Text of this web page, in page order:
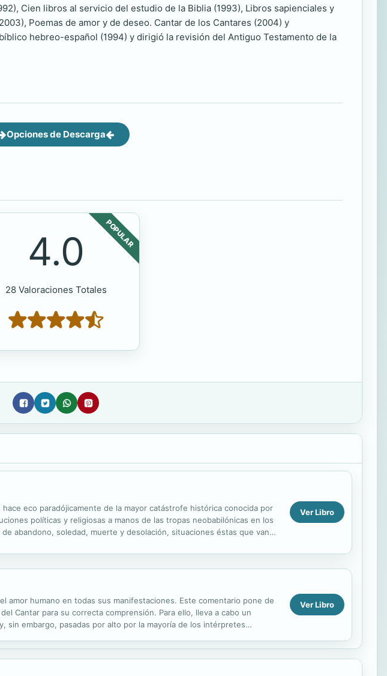
Cien libros al servicio del estudio de la Biblia (1993), Libros sapienciales y
Poemas de amor y de deseo. Cantar de los Cantares (2004) y
hebreo-español (1994) y dirigió la revisión del Antiguo Testamento de la
Opciones de Descarga
POPULAR
4.0
28 Valoraciones Totales
eco paradójicamente de la mayor catástrofe histórica conocida por
políticas y religiosas a manos de las tropas neobabilónicas en los
abandono, soledad, muerte y desolación, situaciones éstas que van
Ver Libro
amor humano en todas sus manifestaciones. Este comentario pone de
Cantar para su correcta comprensión. Para ello, lleva a cabo un
embargo, pasadas por alto por la mayoría de los intérpretes
Ver Libro